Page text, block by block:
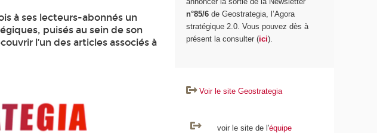
à ses lecteurs-abonnés un
puisés au sein de son
l’un des articles associés à
n°85/6 de Geostrategia, l’Agora
stratégique 2.0. Vous pouvez dès à
présent la consulter (ici).
Voir le site Geostrategia
voir le site de l'équipe